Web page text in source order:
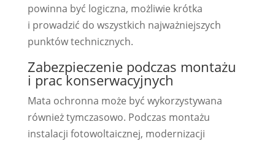
powinna być logiczna, możliwie krótka
i prowadzić do wszystkich najważniejszych
punktów technicznych.
Zabezpieczenie podczas montażu
i prac konserwacyjnych
Mata ochronna może być wykorzystywana
również tymczasowo. Podczas montażu
instalacji fotowoltaicznej, modernizacji